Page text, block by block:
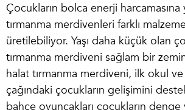
Çocukların bolca enerji harcamasına
tırmanma merdivenleri farklı
üretilebiliyor. Yaşı daha küçük olan
tırmanma merdiveni sağlam bir
halat tırmanma merdiveni, ilk okul
çağındaki çocukların gelişimini
bahçe oyuncakları çocukların denge